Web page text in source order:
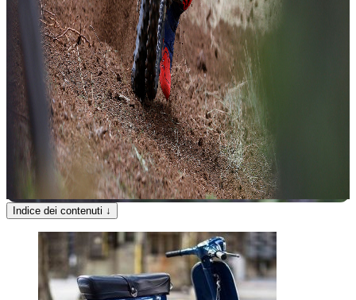
Indice dei contenuti ↓